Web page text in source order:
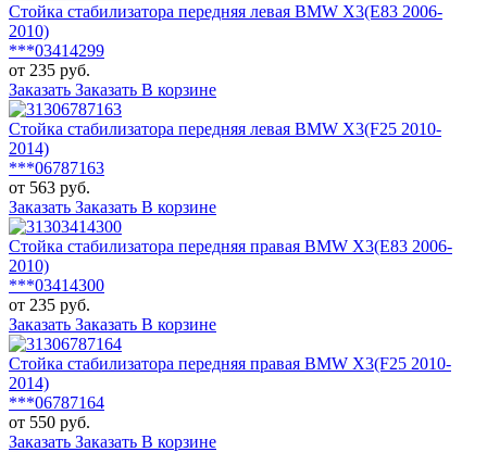
Стойка стабилизатора передняя левая BMW X3(E83 2006-
2010)
***03414299
от 235 руб.
Заказать Заказать В корзине
Стойка стабилизатора передняя левая BMW X3(F25 2010-
2014)
***06787163
от 563 руб.
Заказать Заказать В корзине
Стойка стабилизатора передняя правая BMW X3(E83 2006-
2010)
***03414300
от 235 руб.
Заказать Заказать В корзине
Стойка стабилизатора передняя правая BMW X3(F25 2010-
2014)
***06787164
от 550 руб.
Заказать Заказать В корзине